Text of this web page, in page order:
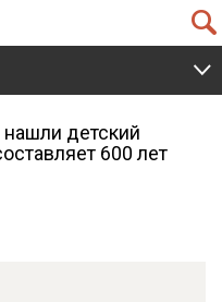
Q
V
детский
600 лет